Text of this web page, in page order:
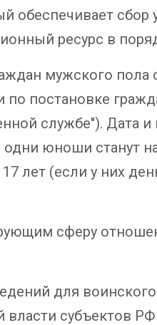
обеспечивает сбор
ресурс в
мужского пола
постановке
службе"). Дата
юноши станут
лет (если у них
сферу
для
субъектов